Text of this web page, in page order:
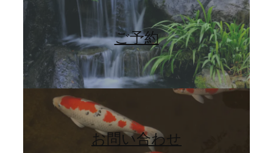
ご予約
お問い合わせ